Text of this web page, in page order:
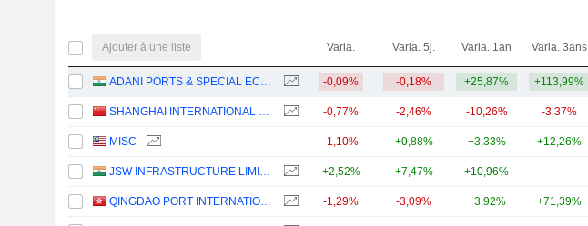
Ajouter à une liste Varia. Varia. 5j. Varia. 1an Varia. 3ans
ADANI PORTS & SPECIAL ECONOMIC ZONE LIMITED -0,09% -0,18% +25,87% +113,99%
SHANGHAI INTERNATIONAL PORT (GROUP) CO., LTD. -0,77% -2,46% -10,26% -3,37%
MISC -1,10% +0,88% +3,33% +12,26%
JSW INFRASTRUCTURE LIMITED +2,52% +7,47% +10,96% -
QINGDAO PORT INTERNATIONAL CO., LTD. -1,29% -3,09% +3,92% +71,39%